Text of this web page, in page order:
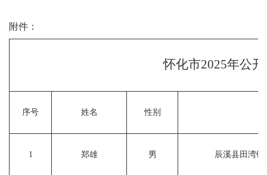
附件：
怀化市2025年公
序号 姓名 性别
1 郑雄 男 辰溪县田湾